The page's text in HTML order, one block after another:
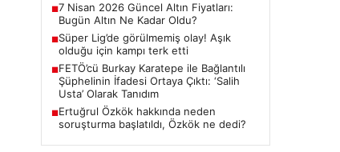
■7 Nisan 2026 Güncel Altın Fiyatları:
Bugün Altın Ne Kadar Oldu?
■Süper Lig’de görülmemiş olay! Aşık
olduğu için kampı terk etti
■FETÖ’cü Burkay Karatepe ile Bağlantılı
Şüphelinin İfadesi Ortaya Çıktı: ‘Salih
Usta’ Olarak Tanıdım
■Ertuğrul Özkök hakkında neden
soruşturma başlatıldı, Özkök ne dedi?